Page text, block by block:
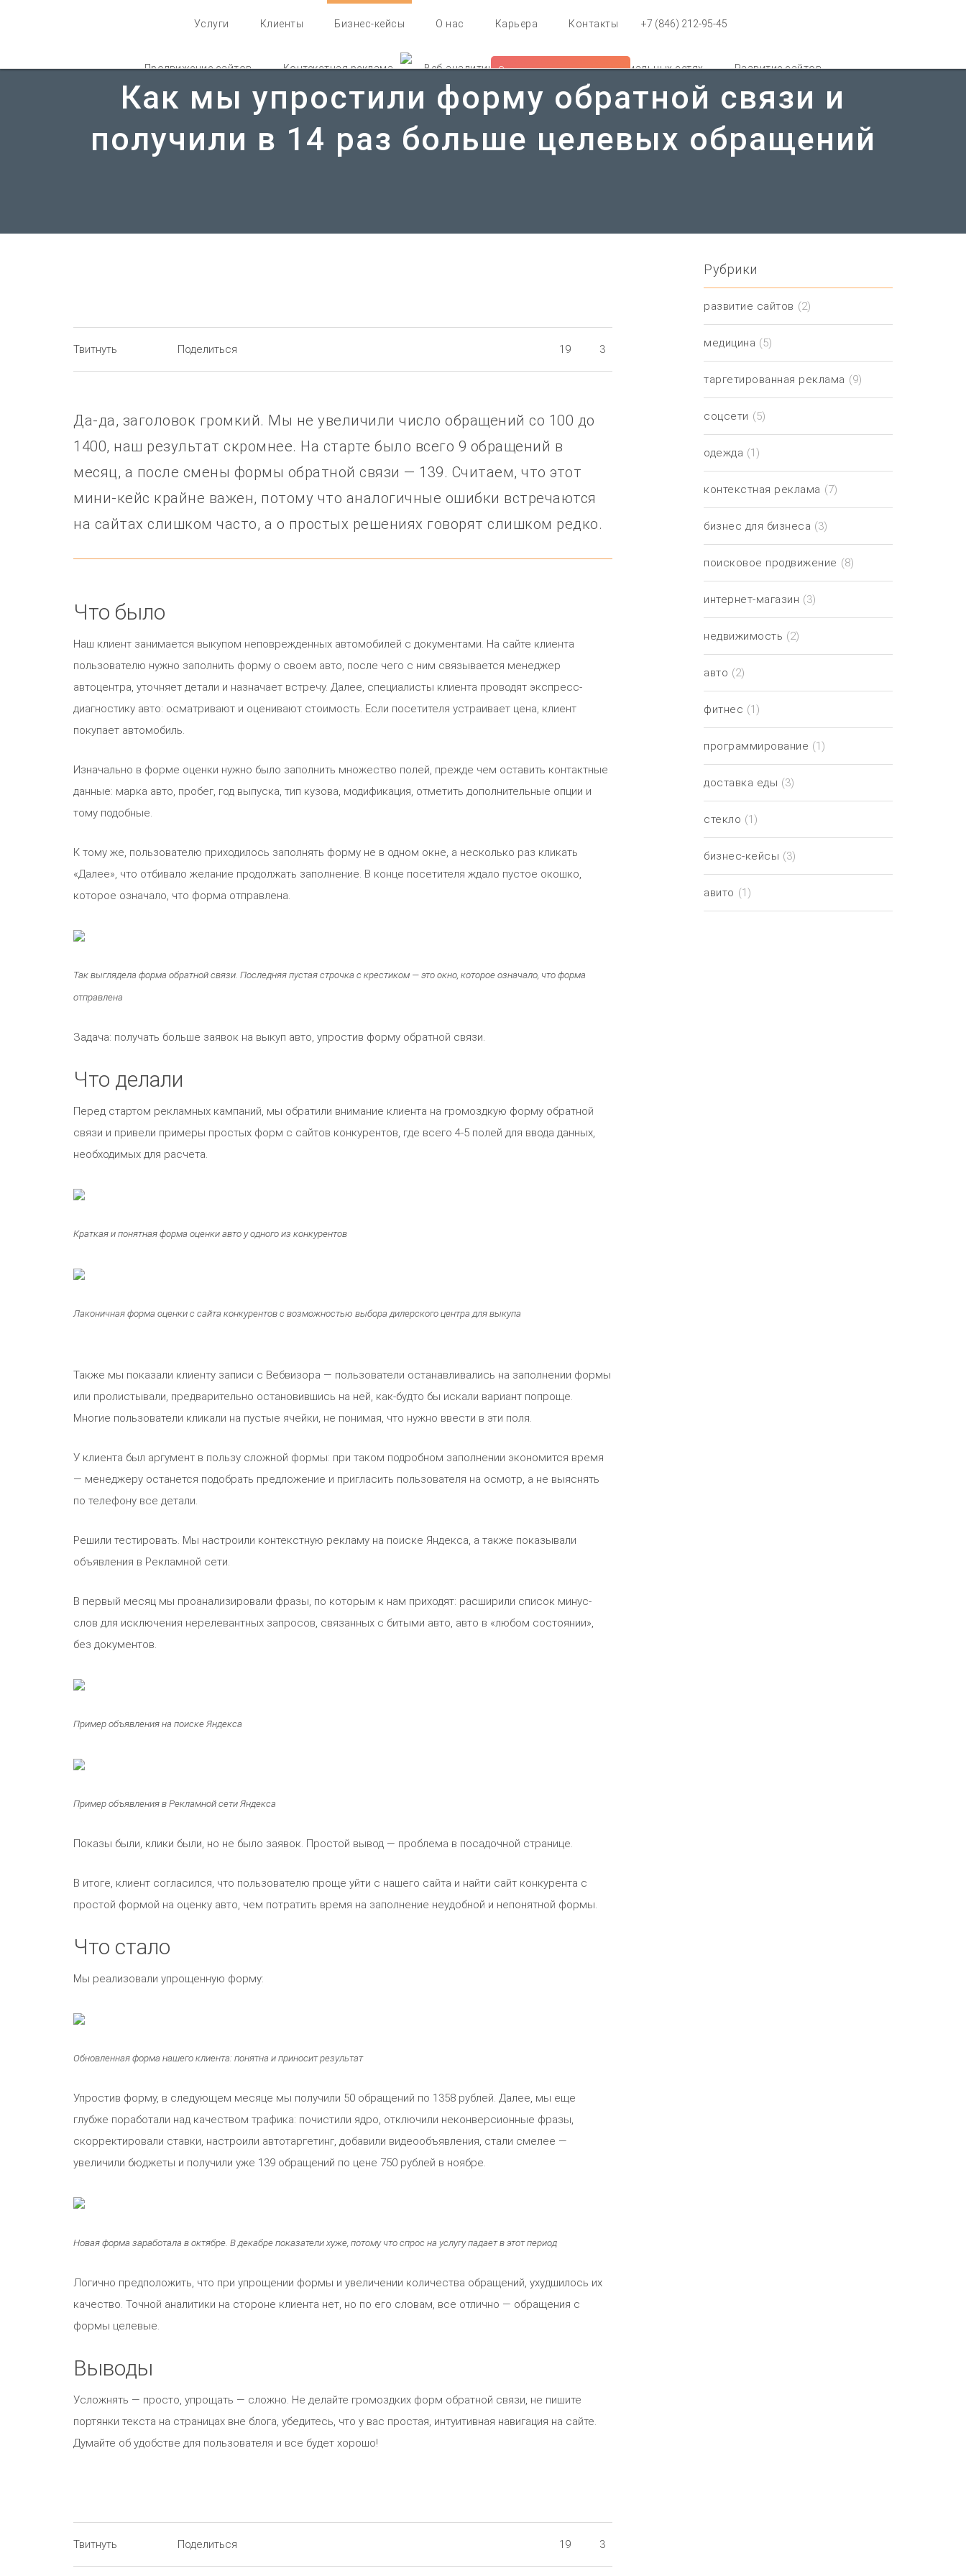
Услуги
Продвижение сайтов Контекстная реклама Веб-аналитика Продвижение в социальных сетях Развитие сайтов
Медийная реклама
Клиенты Бизнес-кейсы О нас Карьера Контакты +7 (846) 212-95-45
Запросить предложение
Как мы упростили форму обратной связи и
получили в 14 раз больше целевых обращений
Твитнуть Поделиться 19 3
Да-да, заголовок громкий. Мы не увеличили число обращений со 100 до
1400, наш результат скромнее. На старте было всего 9 обращений в
месяц, а после смены формы обратной связи — 139. Считаем, что этот
мини-кейс крайне важен, потому что аналогичные ошибки встречаются
на сайтах слишком часто, а о простых решениях говорят слишком редко.
Что было
Наш клиент занимается выкупом неповрежденных автомобилей с документами. На сайте клиента
пользователю нужно заполнить форму о своем авто, после чего с ним связывается менеджер
автоцентра, уточняет детали и назначает встречу. Далее, специалисты клиента проводят экспресс-
диагностику авто: осматривают и оценивают стоимость. Если посетителя устраивает цена, клиент
покупает автомобиль.
Изначально в форме оценки нужно было заполнить множество полей, прежде чем оставить контактные
данные: марка авто, пробег, год выпуска, тип кузова, модификация, отметить дополнительные опции и
тому подобные.
К тому же, пользователю приходилось заполнять форму не в одном окне, а несколько раз кликать
«Далее», что отбивало желание продолжать заполнение. В конце посетителя ждало пустое окошко,
которое означало, что форма отправлена.
Так выглядела форма обратной связи. Последняя пустая строчка с крестиком — это окно, которое означало, что форма
отправлена
Задача: получать больше заявок на выкуп авто, упростив форму обратной связи.
Что делали
Перед стартом рекламных кампаний, мы обратили внимание клиента на громоздкую форму обратной
связи и привели примеры простых форм с сайтов конкурентов, где всего 4-5 полей для ввода данных,
необходимых для расчета.
Краткая и понятная форма оценки авто у одного из конкурентов
Лаконичная форма оценки с сайта конкурентов с возможностью выбора дилерского центра для выкупа
Также мы показали клиенту записи с Вебвизора — пользователи останавливались на заполнении формы
или пролистывали, предварительно остановившись на ней, как-будто бы искали вариант попроще.
Многие пользователи кликали на пустые ячейки, не понимая, что нужно ввести в эти поля.
У клиента был аргумент в пользу сложной формы: при таком подробном заполнении экономится время
— менеджеру останется подобрать предложение и пригласить пользователя на осмотр, а не выяснять
по телефону все детали.
Решили тестировать. Мы настроили контекстную рекламу на поиске Яндекса, а также показывали
объявления в Рекламной сети.
В первый месяц мы проанализировали фразы, по которым к нам приходят: расширили список минус-
слов для исключения нерелевантных запросов, связанных с битыми авто, авто в «любом состоянии»,
без документов.
Пример объявления на поиске Яндекса
Пример объявления в Рекламной сети Яндекса
Показы были, клики были, но не было заявок. Простой вывод — проблема в посадочной странице.
В итоге, клиент согласился, что пользователю проще уйти с нашего сайта и найти сайт конкурента с
простой формой на оценку авто, чем потратить время на заполнение неудобной и непонятной формы.
Что стало
Мы реализовали упрощенную форму:
Обновленная форма нашего клиента: понятна и приносит результат
Упростив форму, в следующем месяце мы получили 50 обращений по 1358 рублей. Далее, мы еще
глубже поработали над качеством трафика: почистили ядро, отключили неконверсионные фразы,
скорректировали ставки, настроили автотаргетинг, добавили видеообъявления, стали смелее —
увеличили бюджеты и получили уже 139 обращений по цене 750 рублей в ноябре.
Новая форма заработала в октябре. В декабре показатели хуже, потому что спрос на услугу падает в этот период
Логично предположить, что при упрощении формы и увеличении количества обращений, ухудшилось их
качество. Точной аналитики на стороне клиента нет, но по его словам, все отлично — обращения с
формы целевые.
Выводы
Усложнять — просто, упрощать — сложно. Не делайте громоздких форм обратной связи, не пишите
портянки текста на страницах вне блога, убедитесь, что у вас простая, интуитивная навигация на сайте.
Думайте об удобстве для пользователя и все будет хорошо!
Твитнуть Поделиться 19 3
Рубрики
развитие сайтов (2)
медицина (5)
таргетированная реклама (9)
соцсети (5)
одежда (1)
контекстная реклама (7)
бизнес для бизнеса (3)
поисковое продвижение (8)
интернет-магазин (3)
недвижимость (2)
авто (2)
фитнес (1)
программирование (1)
доставка еды (3)
стекло (1)
бизнес-кейсы (3)
авито (1)